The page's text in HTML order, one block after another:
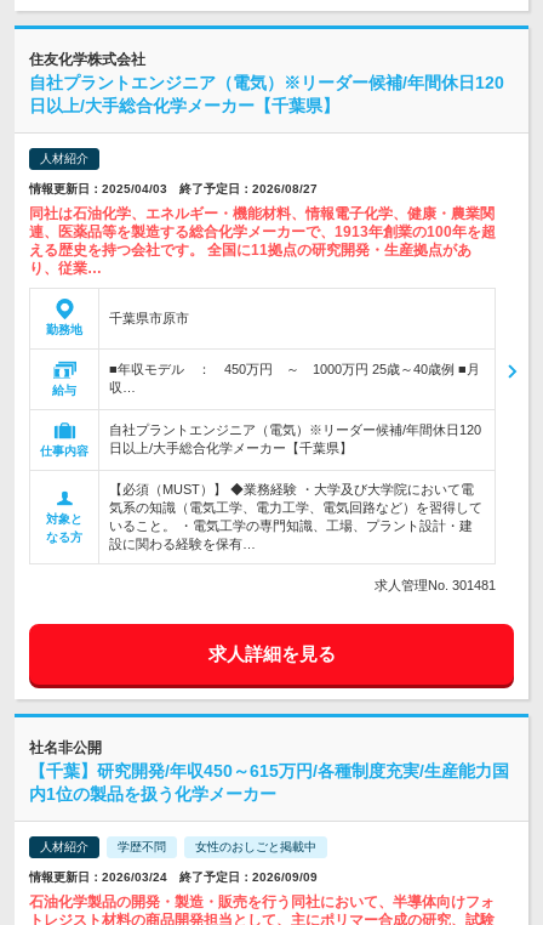
住友化学株式会社
自社プラントエンジニア（電気）※リーダー候補/年間休日120
日以上/大手総合化学メーカー【千葉県】
人材紹介
情報更新日：2025/04/03 終了予定日：2026/08/27
同社は石油化学、エネルギー・機能材料、情報電子化学、健康・農業関
連、医薬品等を製造する総合化学メーカーで、1913年創業の100年を超
える歴史を持つ会社です。 全国に11拠点の研究開発・生産拠点があ
り、従業…
勤務地
千葉県市原市
給与
■年収モデル ： 450万円 ～ 1000万円 25歳～40歳例 ■月
収…
仕事内容
自社プラントエンジニア（電気）※リーダー候補/年間休日120
日以上/大手総合化学メーカー【千葉県】
対象と
なる方
【必須（MUST）】 ◆業務経験 ・大学及び大学院において電
気系の知識（電気工学、電力工学、電気回路など）を習得して
いること。 ・電気工学の専門知識、工場、プラント設計・建
設に関わる経験を保有…
求人管理No. 301481
求人詳細を見る
社名非公開
【千葉】研究開発/年収450～615万円/各種制度充実/生産能力国
内1位の製品を扱う化学メーカー
人材紹介 学歴不問 女性のおしごと掲載中
情報更新日：2026/03/24 終了予定日：2026/09/09
石油化学製品の開発・製造・販売を行う同社において、半導体向けフォ
トレジスト材料の商品開発担当として、主にポリマー合成の研究、試験